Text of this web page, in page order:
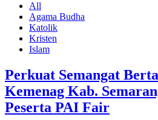
All
Agama Budha
Katolik
Kristen
Islam
Perkuat Semangat
Kemenag Kab.
Peserta PAI Fair